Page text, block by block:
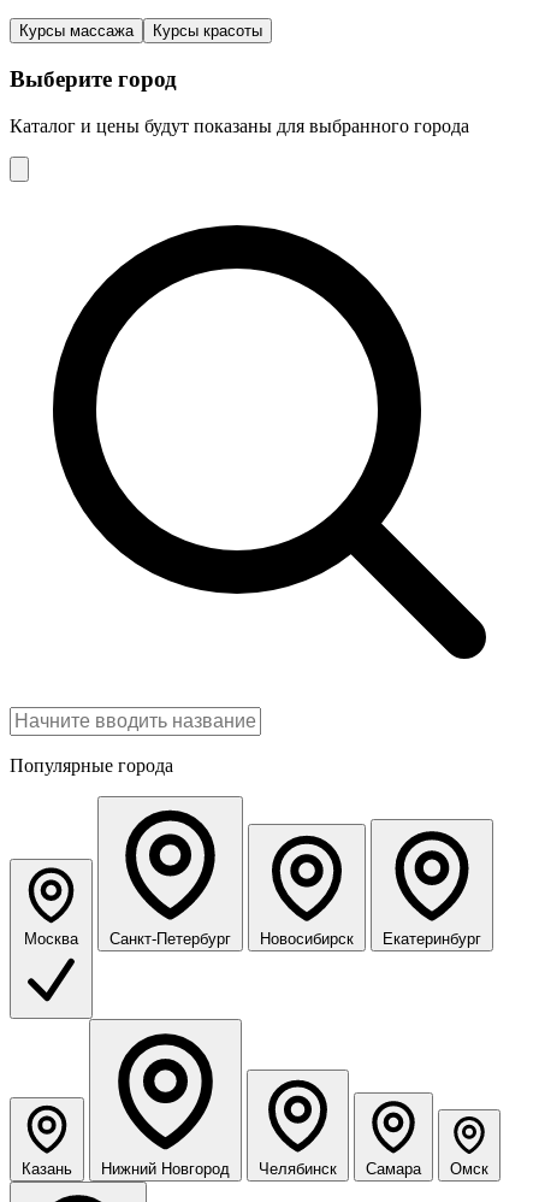
Курсы массажа Курсы красоты
Выберите город
Каталог и цены будут показаны для выбранного города
Популярные города
Москва Санкт-Петербург Новосибирск Екатеринбург
Казань Нижний Новгород Челябинск Самара Омск